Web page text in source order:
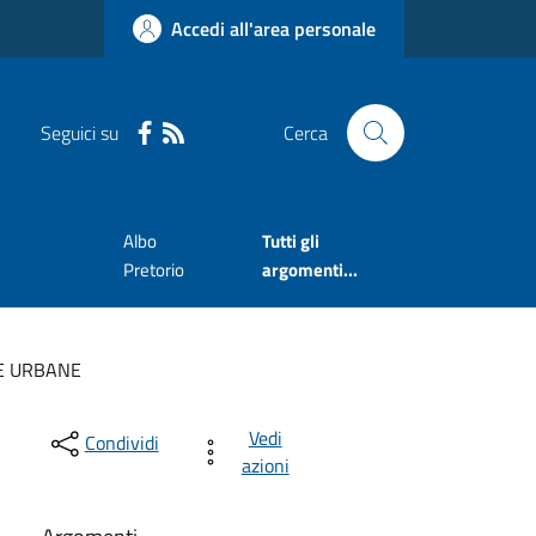
Accedi all'area personale
Seguici su Cerca
Albo
Pretorio
Tutti gli
argomenti...
URBANE
Condividi
Vedi
azioni